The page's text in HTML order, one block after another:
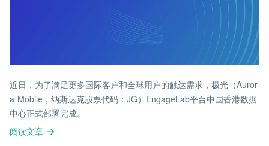
近日，为了满足更多国际客户和全球用户的触达需求，极光（Auror
a Mobile，纳斯达克股票代码：JG）EngageLab平台中国香港数据
中心正式部署完成。
阅读文章